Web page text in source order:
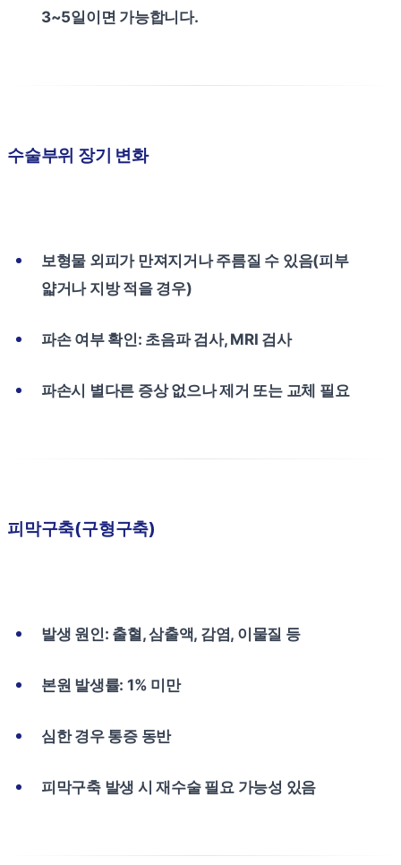
3~5일이면 가능합니다.
수술부위 장기 변화
보형물 외피가 만져지거나 주름질 수 있음(피부
얇거나 지방 적을 경우)
파손 여부 확인: 초음파 검사, MRI 검사
파손시 별다른 증상 없으나 제거 또는 교체 필요
피막구축(구형구축)
발생 원인: 출혈, 삼출액, 감염, 이물질 등
본원 발생률: 1% 미만
심한 경우 통증 동반
피막구축 발생 시 재수술 필요 가능성 있음